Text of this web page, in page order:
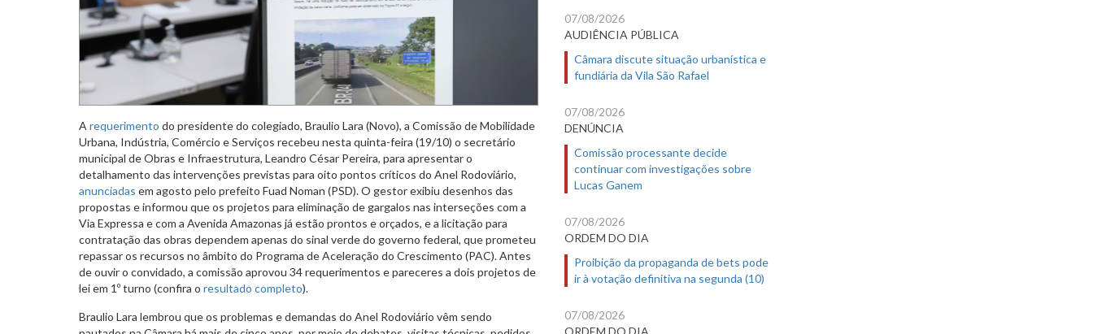
A requerimento do presidente do colegiado, Braulio Lara (Novo), a Comissão de Mobilidade
Urbana, Indústria, Comércio e Serviços recebeu nesta quinta-feira (19/10) o secretário
municipal de Obras e Infraestrutura, Leandro César Pereira, para apresentar o
detalhamento das intervenções previstas para oito pontos críticos do Anel Rodoviário,
anunciadas em agosto pelo prefeito Fuad Noman (PSD). O gestor exibiu desenhos das
propostas e informou que os projetos para eliminação de gargalos nas interseções com a
Via Expressa e com a Avenida Amazonas já estão prontos e orçados, e a licitação para
contratação das obras dependem apenas do sinal verde do governo federal, que prometeu
repassar os recursos no âmbito do Programa de Aceleração do Crescimento (PAC). Antes
de ouvir o convidado, a comissão aprovou 34 requerimentos e pareceres a dois projetos de
lei em 1º turno (confira o resultado completo).
Braulio Lara lembrou que os problemas e demandas do Anel Rodoviário vêm sendo
07/08/2026
AUDIÊNCIA PÚBLICA
Câmara discute situação urbanística e
fundiária da Vila São Rafael
07/08/2026
DENÚNCIA
Comissão processante decide
continuar com investigações sobre
Lucas Ganem
07/08/2026
ORDEM DO DIA
Proibição da propaganda de bets pode
ir à votação definitiva na segunda (10)
07/08/2026